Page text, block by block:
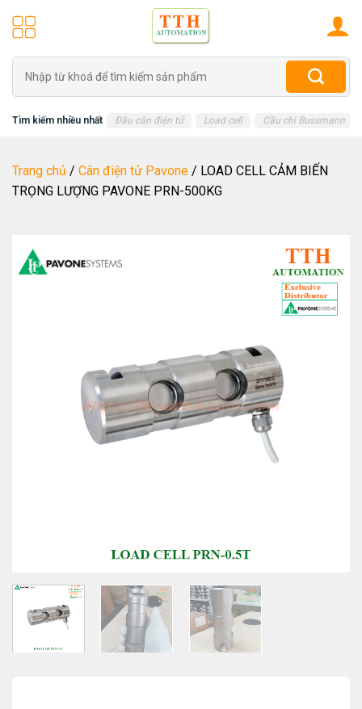
kiếm:
Tìm kiếm nhiều nhất Đầu cân điện tử Load cell Cầu chì Bussmann
Trang chủ / Cân điện tử Pavone / LOAD CELL CẢM BIẾN
TRỌNG LƯỢNG PAVONE PRN-500KG